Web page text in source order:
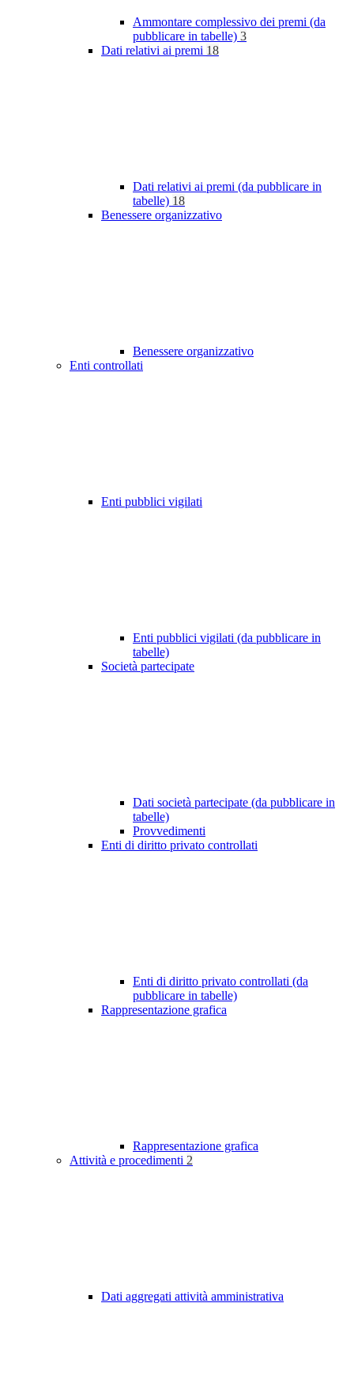
Ammontare complessivo dei premi (da
pubblicare in tabelle) 3
Dati relativi ai premi 18
Dati relativi ai premi (da pubblicare in
tabelle) 18
Benessere organizzativo
Benessere organizzativo
Enti controllati
Enti pubblici vigilati
Enti pubblici vigilati (da pubblicare in
tabelle)
Società partecipate
Dati società partecipate (da pubblicare in
tabelle)
Provvedimenti
Enti di diritto privato controllati
Enti di diritto privato controllati (da
pubblicare in tabelle)
Rappresentazione grafica
Rappresentazione grafica
Attività e procedimenti 2
Dati aggregati attività amministrativa